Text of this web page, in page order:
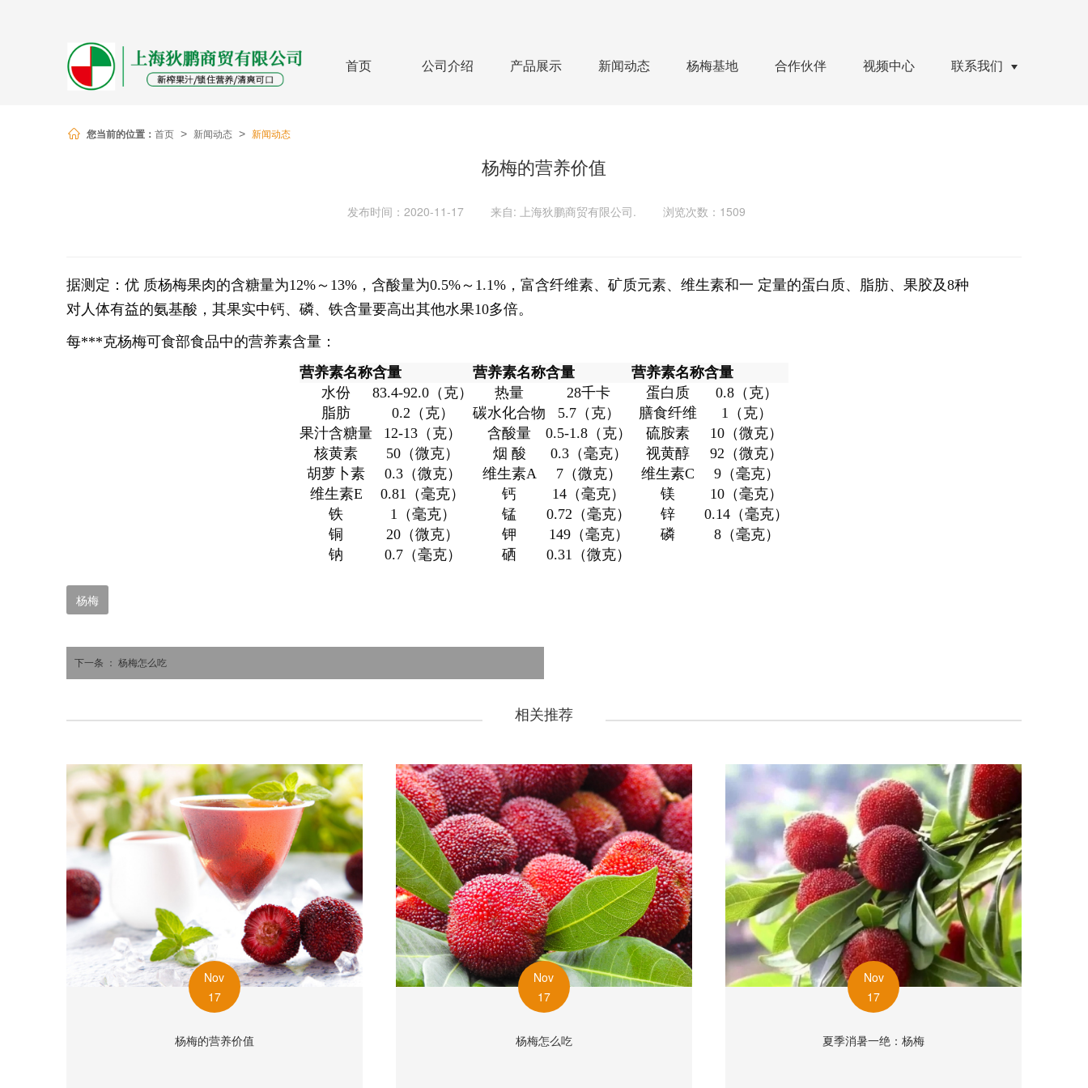
首页 公司介绍 产品展示 新闻动态 杨梅基地 合作伙伴 视频中心 联系我们
您当前的位置： 首页 > 新闻动态 > 新闻动态
杨梅的营养价值
发布时间：2020-11-17 来自: 上海狄鹏商贸有限公司. 浏览次数：1509
据测定：优 质杨梅果肉的含糖量为12%～13%，含酸量为0.5%～1.1%，富含纤维素、矿质元素、维生素和一 定量的蛋白质、脂肪、果胶及8种
对人体有益的氨基酸，其果实中钙、磷、铁含量要高出其他水果10多倍。
每***克杨梅可食部食品中的营养素含量：
营养素名称含量 营养素名称含量 营养素名称含量
水份
83.4-92.0（克） 热量 28千卡 蛋白质
0.8（克）
脂肪
0.2（克） 碳水化合物 5.7（克） 膳食纤维
1（克）
果汁含糖量
12-13（克） 含酸量 0.5-1.8（克） 硫胺素
10（微克）
核黄素
50（微克） 烟 酸 0.3（毫克） 视黄醇
92（微克）
胡萝卜素
0.3（微克） 维生素A 7（微克） 维生素C
9（毫克）
维生素E
0.81（毫克） 钙 14（毫克） 镁
10（毫克）
铁
1（毫克） 锰 0.72（毫克） 锌
0.14（毫克）
铜
20（微克） 钾 149（毫克） 磷
8（毫克）
钠
0.7（毫克） 硒 0.31（微克）
杨梅
下一条 ： 杨梅怎么吃
相关推荐
Nov
17
杨梅的营养价值
Nov
17
杨梅怎么吃
Nov
17
夏季消暑一绝：杨梅